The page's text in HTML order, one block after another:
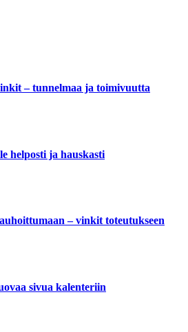
– tunnelmaa ja toimivuutta
helposti ja hauskasti
– vinkit toteutukseen
sivua kalenteriin